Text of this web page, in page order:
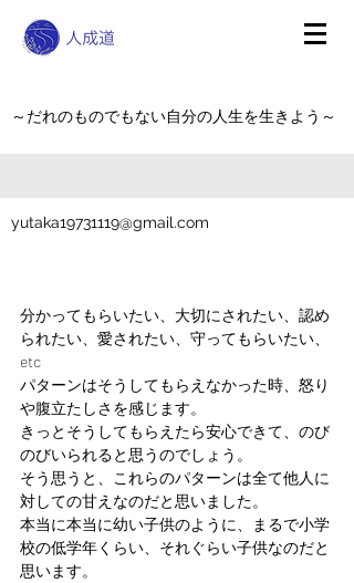
～だれのものでもない自分の人生を生きよう～
yutaka19731119@gmail.com
分かってもらいたい、大切にされたい、認め
られたい、愛されたい、守ってもらいたい、
etc
パターンはそうしてもらえなかった時、怒り
や腹立たしさを感じます。
きっとそうしてもらえたら安心できて、のび
のびいられると思うのでしょう。
そう思うと、これらのパターンは全て他人に
対しての甘えなのだと思いました。
本当に本当に幼い子供のように、まるで小学
校の低学年くらい、それぐらい子供なのだと
思います。